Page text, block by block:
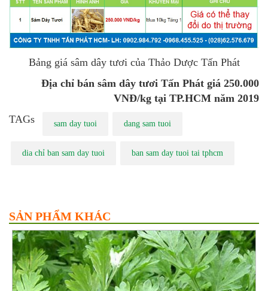
Bảng giá sâm dây tươi của Thảo Dược Tấn Phát
Địa chỉ bán sâm dây tươi Tấn Phát giá 250.000
VNĐ/kg tại TP.HCM năm 2019
TAGs
sam day tuoi dang sam tuoi
dia chỉ ban sam day tuoi ban sam day tuoi tai tphcm
SẢN PHẨM KHÁC